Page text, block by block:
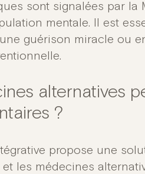
sont signalées par la
mentale. Il est
guérison miracle ou
alternatives
?
propose une
les médecines